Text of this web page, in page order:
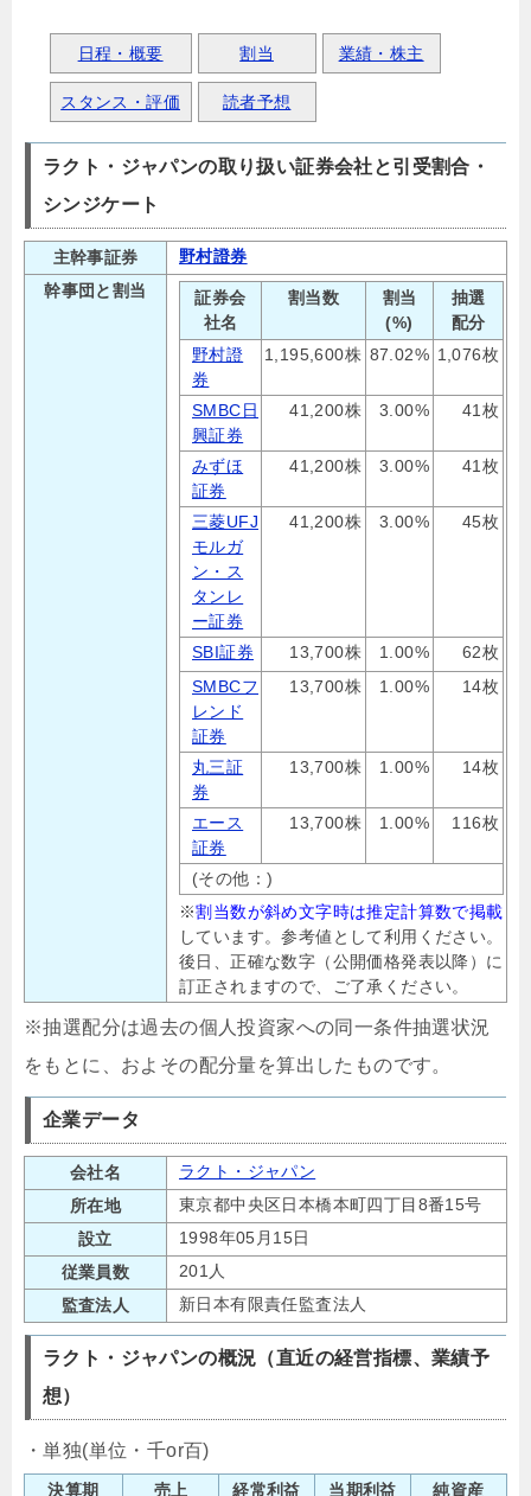
日程・概要 割当 業績・株主
スタンス・評価 読者予想
ラクト・ジャパンの取り扱い証券会社と引受割合・
シンジケート
主幹事証券
野村證券
幹事団と割当
証券会
社名
割当数
割当
(%)
抽選
配分
野村證
券
1,195,600株 87.02% 1,076枚
SMBC日
興証券
41,200株 3.00% 41枚
みずほ
証券
41,200株 3.00% 41枚
三菱UFJ
モルガ
ン・ス
タンレ
ー証券
41,200株 3.00% 45枚
SBI証券 13,700株 1.00%
62枚
SMBCフ
レンド
証券
13,700株 1.00% 14枚
丸三証
券
13,700株 1.00% 14枚
エース
証券
13,700株 1.00% 116枚
(その他：)
※割当数が斜め文字時は推定計算数で掲載
しています。参考値として利用ください。
後日、正確な数字（公開価格発表以降）に
訂正されますので、ご了承ください。
※抽選配分は過去の個人投資家への同一条件抽選状況
をもとに、およその配分量を算出したものです。
企業データ
会社名
ラクト・ジャパン
所在地
東京都中央区日本橋本町四丁目8番15号
設立
1998年05月15日
従業員数
201人
監査法人
新日本有限責任監査法人
ラクト・ジャパンの概況（直近の経営指標、業績予
想）
・単独(単位・千or百)
決算期 売上 経常利益 当期利益 純資産